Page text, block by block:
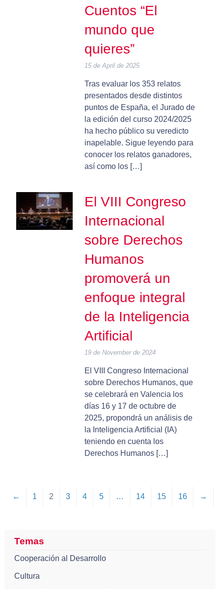
Cuentos “El
mundo que
quieres”
15 de April de 2025
Tras evaluar los 353 relatos
presentados desde distintos
puntos de España, el Jurado de
la edición del curso 2024/2025
ha hecho público su veredicto
inapelable. Sigue leyendo para
conocer los relatos ganadores,
así como los […]
El VIII Congreso
Internacional
sobre Derechos
Humanos
promoverá un
enfoque integral
de la Inteligencia
Artificial
19 de November de 2024
El VIII Congreso Internacional
sobre Derechos Humanos, que
se celebrará en Valencia los
días 16 y 17 de octubre de
2025, propondrá un análisis de
la Inteligencia Artificial (IA)
teniendo en cuenta los
Derechos Humanos […]
← 1 2 3 4 5 … 14 15 16 →
Temas
Cooperación al Desarrollo
Cultura